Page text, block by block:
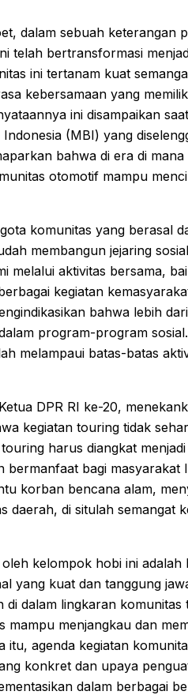
dalam sebuah keterangan
telah bertransformasi
ini tertanam kuat
kebersamaan yang
ini disampaikan
(MBI) yang
bahwa di era di
otomotif mampu
komunitas yang berasal
membangun jejaring
melalui aktivitas bersama,
kegiatan
bahwa lebih
program-program
melampaui batas-batas
DPR RI ke-20,
kegiatan touring tidak
harus diangkat
bagi masyarakat
korban bencana alam,
daerah, di situlah semangat
kelompok hobi ini adalah
yang kuat dan tanggung
dalam lingkaran
mampu menjangkau dan
itu, agenda kegiatan
konkret dan upaya
dalam berbagai